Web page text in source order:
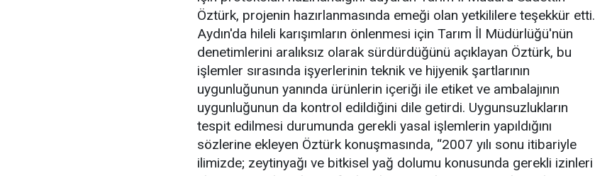
Öztürk, projenin hazırlanmasında emeği olan yetkililere teşekkür etti.
Aydın'da hileli karışımların önlenmesi için Tarım İl Müdürlüğü'nün
denetimlerini aralıksız olarak sürdürdüğünü açıklayan Öztürk, bu
işlemler sırasında işyerlerinin teknik ve hijyenik şartlarının
uygunluğunun yanında ürünlerin içeriği ile etiket ve ambalajının
uygunluğunun da kontrol edildiğini dile getirdi. Uygunsuzlukların
tespit edilmesi durumunda gerekli yasal işlemlerin yapıldığını
sözlerine ekleyen Öztürk konuşmasında, “2007 yılı sonu itibariyle
ilimizde; zeytinyağı ve bitkisel yağ dolumu konusunda gerekli izinleri